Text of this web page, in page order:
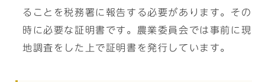
ることを税務署に報告する必要があります。その
時に必要な証明書です。農業委員会では事前に現
地調査をした上で証明書を発行しています。